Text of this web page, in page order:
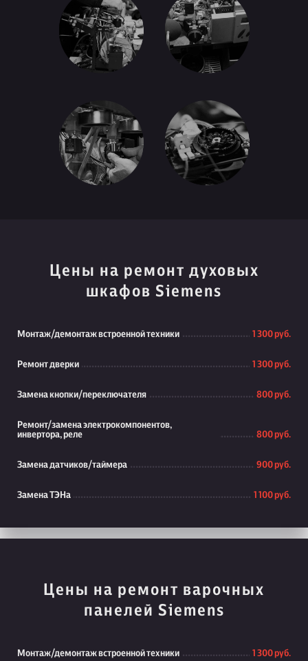
Цены на ремонт духовых
шкафов Siemens
Монтаж/демонтаж встроенной техники 1 300 руб.
Ремонт дверки 1 300 руб.
Замена кнопки/переключателя 800 руб.
Ремонт/замена электрокомпонентов,
инвертора, реле
800 руб.
Замена датчиков/таймера 900 руб.
Замена ТЭНа 1 100 руб.
Цены на ремонт варочных
панелей Siemens
Монтаж/демонтаж встроенной техники 1 300 руб.